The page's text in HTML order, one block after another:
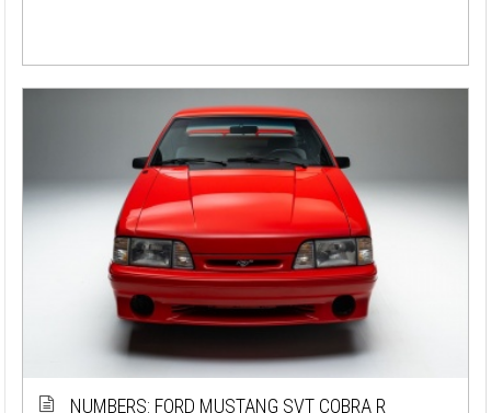
NUMBERS: FORD MUSTANG SVT COBRA R